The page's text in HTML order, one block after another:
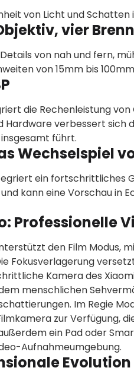
von Licht und Schatten
vier
von nah und fern,
von 15mm bis
die Rechenleistung von
Hardware verbessert sich
führt.
Wechselspiel
ein fortschrittliches
kann eine Vorschau in
Professionelle
den Film Modus,
Fokusverlagerung
Kamera des
menschlichen
Im Regie
zur Verfügung,
ein Pad oder
Aufnahmeumgebung.
Evolution